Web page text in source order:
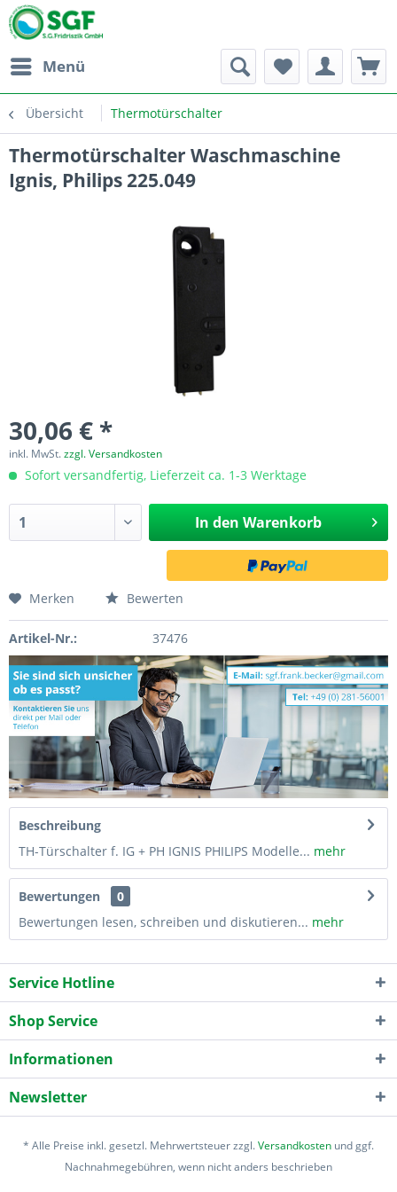
Menü
Übersicht Thermotürschalter
Thermotürschalter Waschmaschine
Ignis, Philips 225.049
30,06 € *
inkl. MwSt.zzgl. Versandkosten
Sofort versandfertig, Lieferzeit ca. 1-3 Werktage
In den Warenkorb
Merken Bewerten
Artikel-Nr.: 37476
Beschreibung
TH-Türschalter f. IG + PH IGNIS PHILIPS Modelle... mehr
Bewertungen
0
Bewertungen lesen, schreiben und diskutieren... mehr
Service Hotline
Shop Service
Informationen
Newsletter
* Alle Preise inkl. gesetzl. Mehrwertsteuer zzgl.Versandkosten und ggf.
Nachnahmegebühren, wenn nicht anders beschrieben